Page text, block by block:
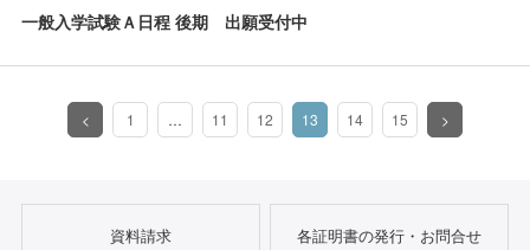
一般入学試験Ａ日程 後期 出願受付中
< 1 … 11 12 13
（このページ）
14 15 >
資料請求 各証明書の発行・お問合せ